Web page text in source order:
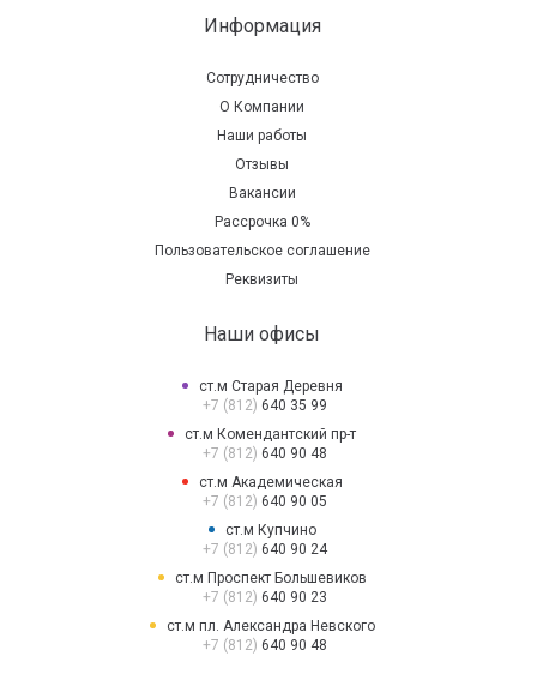
Информация
Сотрудничество
О Компании
Наши работы
Отзывы
Вакансии
Рассрочка 0%
Пользовательское соглашение
Реквизиты
Наши офисы
ст.м Старая Деревня
+7 (812) 640 35 99
ст.м Комендантский пр-т
+7 (812) 640 90 48
ст.м Академическая
+7 (812) 640 90 05
ст.м Купчино
+7 (812) 640 90 24
ст.м Проспект Большевиков
+7 (812) 640 90 23
ст.м пл. Александра Невского
+7 (812) 640 90 48